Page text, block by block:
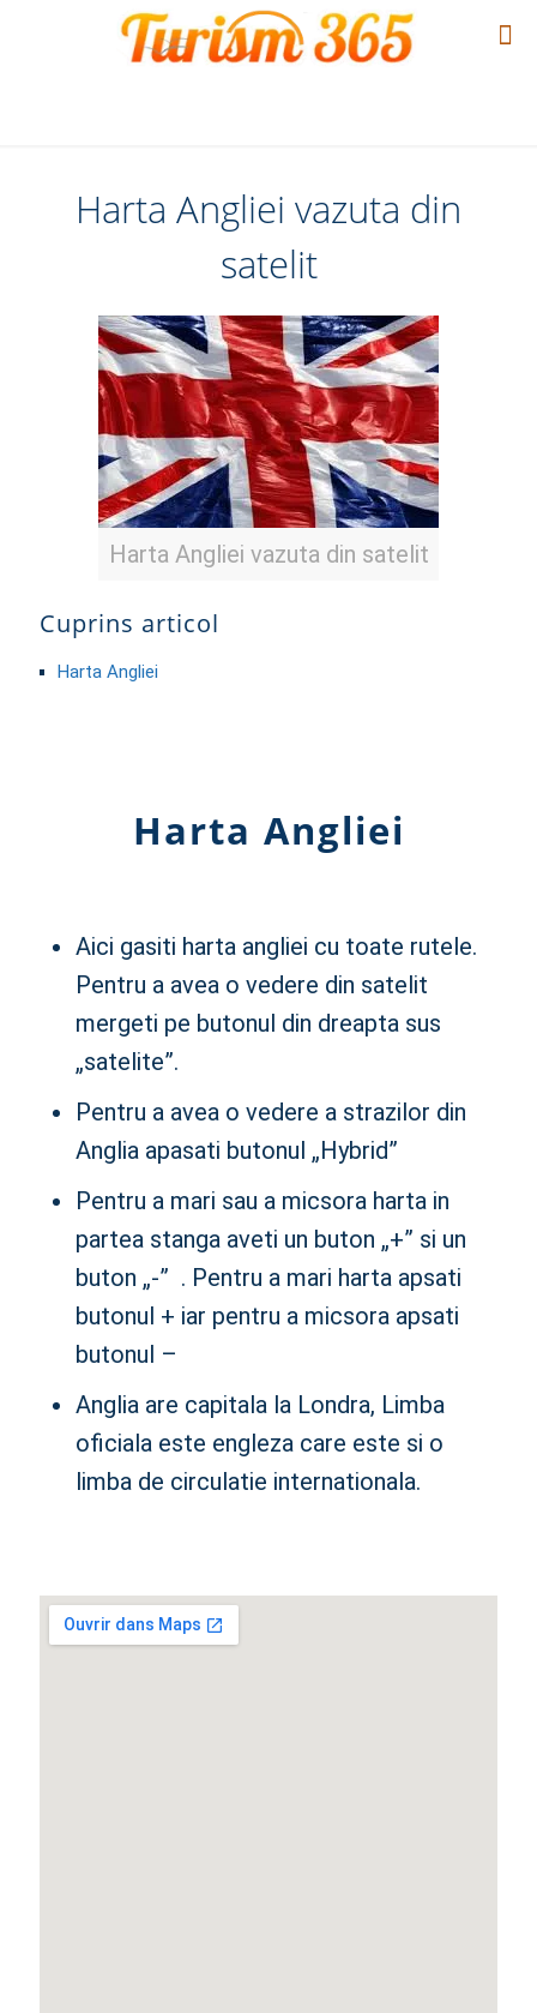
Harta Angliei vazuta din
satelit
Harta Angliei vazuta din satelit
Cuprins articol
Harta Angliei
Harta Angliei
Aici gasiti harta angliei cu toate rutele.
Pentru a avea o vedere din satelit
mergeti pe butonul din dreapta sus
„satelite”.
Pentru a avea o vedere a strazilor din
Anglia apasati butonul „Hybrid”
Pentru a mari sau a micsora harta in
partea stanga aveti un buton „+” si un
buton „-” . Pentru a mari harta apsati
butonul + iar pentru a micsora apsati
butonul –
Anglia are capitala la Londra, Limba
oficiala este engleza care este si o
limba de circulatie internationala.